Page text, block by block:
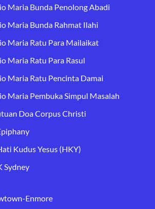
Maria Bunda Penolong Abadi
Maria Bunda Rahmat Ilahi
Maria Ratu Para Mailaikat
Maria Ratu Para Rasul
Maria Ratu Pencinta Damai
Maria Pembuka Simpul Masalah
Doa Corpus Christi
Kudus Yesus (HKY)
Sydney
Enmore